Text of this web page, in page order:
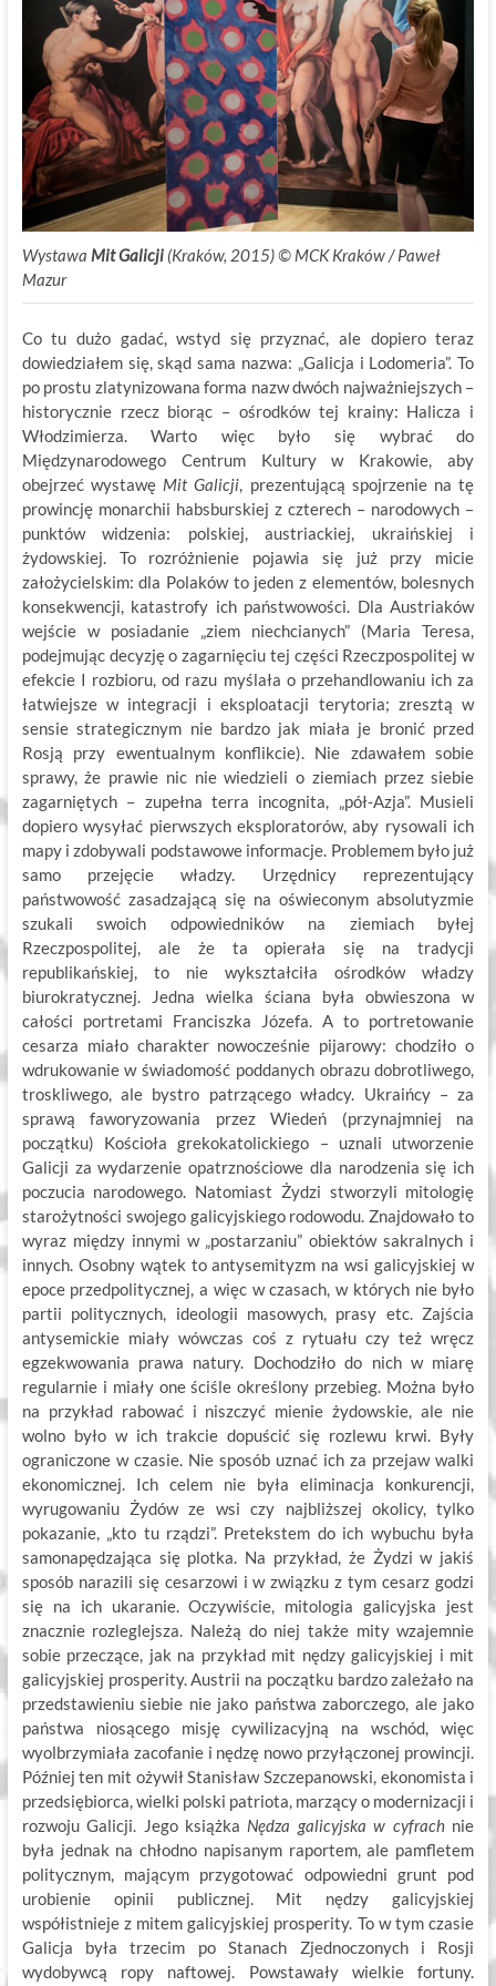
Wystawa Mit Galicji(Kraków, 2015) © MCK Kraków / Paweł
Mazur
Co tu dużo gadać, wstyd się przyznać, ale dopiero teraz
dowiedziałem się, skąd sama nazwa: „Galicja i Lodomeria”. To
po prostu zlatynizowana forma nazw dwóch najważniejszych –
historycznie rzecz biorąc – ośrodków tej krainy: Halicza i
Włodzimierza. Warto więc było się wybrać do
Międzynarodowego Centrum Kultury w Krakowie, aby
obejrzeć wystawę Mit Galicji, prezentującą spojrzenie na tę
prowincję monarchii habsburskiej z czterech – narodowych –
punktów widzenia: polskiej, austriackiej, ukraińskiej i
żydowskiej. To rozróżnienie pojawia się już przy micie
założycielskim: dla Polaków to jeden z elementów, bolesnych
konsekwencji, katastrofy ich państwowości. Dla Austriaków
wejście w posiadanie „ziem niechcianych” (Maria Teresa,
podejmując decyzję o zagarnięciu tej części Rzeczpospolitej w
efekcie I rozbioru, od razu myślała o przehandlowaniu ich za
łatwiejsze w integracji i eksploatacji terytoria; zresztą w
sensie strategicznym nie bardzo jak miała je bronić przed
Rosją przy ewentualnym konflikcie). Nie zdawałem sobie
sprawy, że prawie nic nie wiedzieli o ziemiach przez siebie
zagarniętych – zupełna terra incognita, „pół-Azja”. Musieli
dopiero wysyłać pierwszych eksploratorów, aby rysowali ich
mapy i zdobywali podstawowe informacje. Problemem było już
samo przejęcie władzy. Urzędnicy reprezentujący
państwowość zasadzającą się na oświeconym absolutyzmie
szukali swoich odpowiedników na ziemiach byłej
Rzeczpospolitej, ale że ta opierała się na tradycji
republikańskiej, to nie wykształciła ośrodków władzy
biurokratycznej. Jedna wielka ściana była obwieszona w
całości portretami Franciszka Józefa. A to portretowanie
cesarza miało charakter nowocześnie pijarowy: chodziło o
wdrukowanie w świadomość poddanych obrazu dobrotliwego,
troskliwego, ale bystro patrzącego władcy. Ukraińcy – za
sprawą faworyzowania przez Wiedeń (przynajmniej na
początku) Kościoła grekokatolickiego – uznali utworzenie
Galicji za wydarzenie opatrznościowe dla narodzenia się ich
poczucia narodowego. Natomiast Żydzi stworzyli mitologię
starożytności swojego galicyjskiego rodowodu. Znajdowało to
wyraz między innymi w „postarzaniu” obiektów sakralnych i
innych. Osobny wątek to antysemityzm na wsi galicyjskiej w
epoce przedpolitycznej, a więc w czasach, w których nie było
partii politycznych, ideologii masowych, prasy etc. Zajścia
antysemickie miały wówczas coś z rytuału czy też wręcz
egzekwowania prawa natury. Dochodziło do nich w miarę
regularnie i miały one ściśle określony przebieg. Można było
na przykład rabować i niszczyć mienie żydowskie, ale nie
wolno było w ich trakcie dopuścić się rozlewu krwi. Były
ograniczone w czasie. Nie sposób uznać ich za przejaw walki
ekonomicznej. Ich celem nie była eliminacja konkurencji,
wyrugowaniu Żydów ze wsi czy najbliższej okolicy, tylko
pokazanie, „kto tu rządzi”. Pretekstem do ich wybuchu była
samonapędzająca się plotka. Na przykład, że Żydzi w jakiś
sposób narazili się cesarzowi i w związku z tym cesarz godzi
się na ich ukaranie. Oczywiście, mitologia galicyjska jest
znacznie rozleglejsza. Należą do niej także mity wzajemnie
sobie przeczące, jak na przykład mit nędzy galicyjskiej i mit
galicyjskiej prosperity. Austrii na początku bardzo zależało na
przedstawieniu siebie nie jako państwa zaborczego, ale jako
państwa niosącego misję cywilizacyjną na wschód, więc
wyolbrzymiała zacofanie i nędzę nowo przyłączonej prowincji.
Później ten mit ożywił Stanisław Szczepanowski, ekonomista i
przedsiębiorca, wielki polski patriota, marzący o modernizacji i
rozwoju Galicji. Jego książka Nędza galicyjska w cyfrachnie
była jednak na chłodno napisanym raportem, ale pamfletem
politycznym, mającym przygotować odpowiedni grunt pod
urobienie opinii publicznej. Mit nędzy galicyjskiej
współistnieje z mitem galicyjskiej prosperity. To w tym czasie
Galicja była trzecim po Stanach Zjednoczonych i Rosji
wydobywcą ropy naftowej. Powstawały wielkie fortuny.